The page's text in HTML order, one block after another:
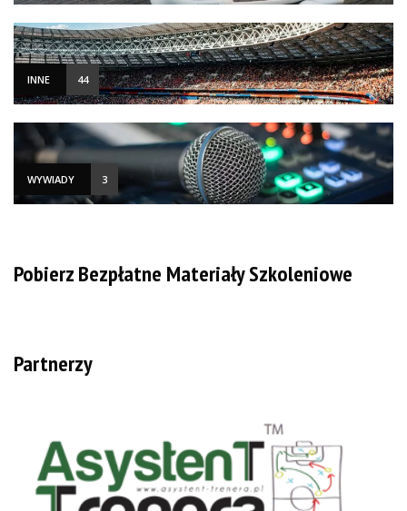
INNE 44
WYWIADY 3
Pobierz Bezpłatne Materiały Szkoleniowe
Partnerzy